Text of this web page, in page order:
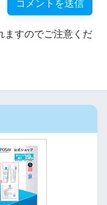
ますのでご注意くだ